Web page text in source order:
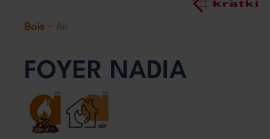
Bois - Air
FOYER NADIA